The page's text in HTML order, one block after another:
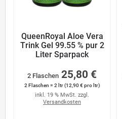
QueenRoyal Aloe Vera
Trink Gel 99.55 % pur 2
Liter Sparpack
2 Flaschen 25,80 €
2 Flaschen = 2 ltr (12,90 € pro ltr)
inkl. 19 % MwSt. zzgl.
Versandkosten